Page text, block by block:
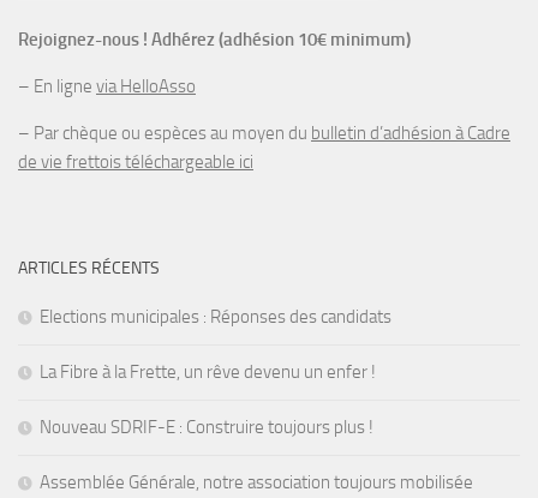
Rejoignez-nous ! Adhérez (adhésion 10€ minimum)
– En ligne via HelloAsso
– Par chèque ou espèces au moyen du bulletin d’adhésion à Cadre
de vie frettois téléchargeable ici
ARTICLES RÉCENTS
Elections municipales : Réponses des candidats
La Fibre à la Frette, un rêve devenu un enfer !
Nouveau SDRIF-E : Construire toujours plus !
Assemblée Générale, notre association toujours mobilisée